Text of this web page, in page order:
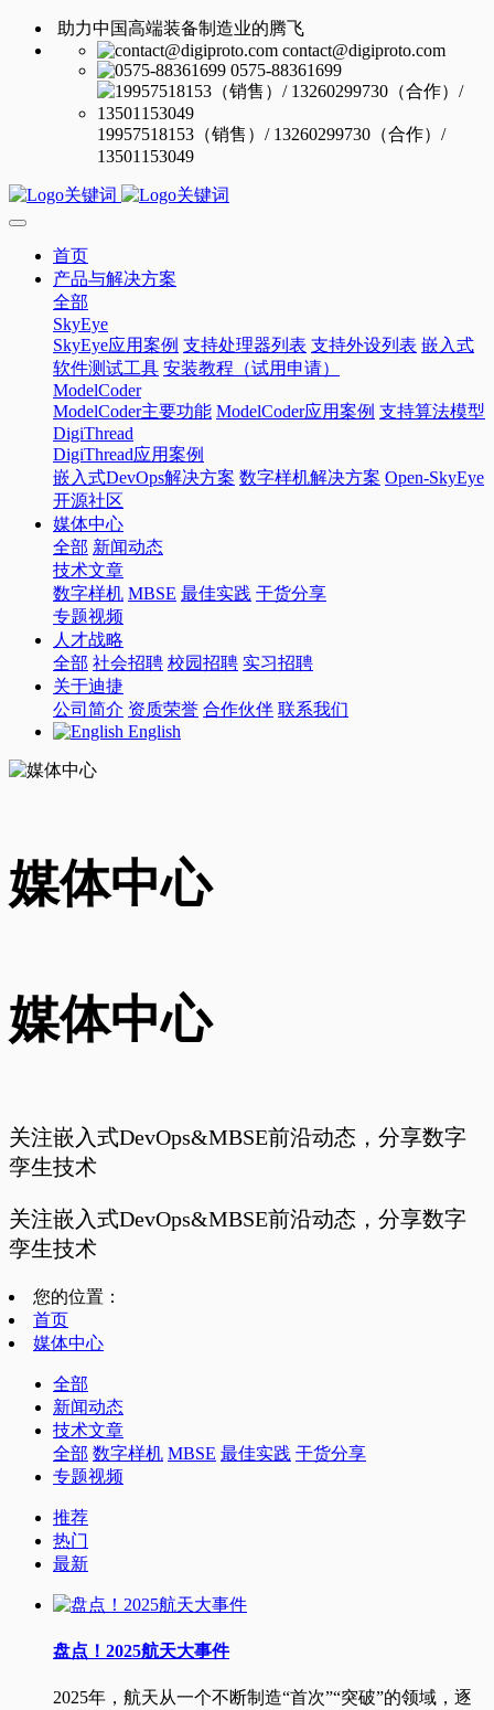
助力中国高端装备制造业的腾飞
contact@digiproto.com
0575-88361699
19957518153（销售）/ 13260299730（合作）/
13501153049
首页
产品与解决方案
全部
SkyEye
SkyEye应用案例 支持处理器列表 支持外设列表 嵌入式
软件测试工具 安装教程（试用申请）
ModelCoder
ModelCoder主要功能 ModelCoder应用案例 支持算法模型
DigiThread
DigiThread应用案例
嵌入式DevOps解决方案 数字样机解决方案 Open-SkyEye
开源社区
媒体中心
全部 新闻动态
技术文章
数字样机 MBSE 最佳实践 干货分享
专题视频
人才战略
全部 社会招聘 校园招聘 实习招聘
关于迪捷
公司简介 资质荣誉 合作伙伴 联系我们
English
媒体中心
媒体中心
关注嵌入式DevOps&MBSE前沿动态，分享数字
孪生技术
关注嵌入式DevOps&MBSE前沿动态，分享数字
孪生技术
您的位置：
首页
媒体中心
全部
新闻动态
技术文章
全部 数字样机 MBSE 最佳实践 干货分享
专题视频
推荐
热门
最新
盘点！2025航天大事件
2025年，航天从一个不断制造“首次”“突破”的领域，逐